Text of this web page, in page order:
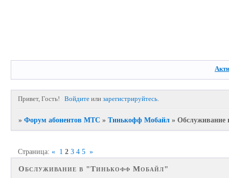
Привет, Гость! Войдите илизарегистрируйтесь.
»Форум абонентов МТС »Тинькофф Мобайл »
Обслуживание в "Тинькофф Мобайл"
Страница:« 1 2 3 4 5 »